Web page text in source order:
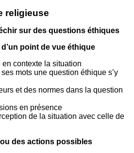
religieuse
sur des questions éthiques
point de vue éthique
en contexte la situation
mots une question éthique s’y
et des normes dans la question
en présence
de la situation avec celle de
des actions possibles